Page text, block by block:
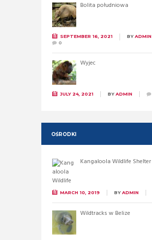
Bolita południowa
SEPTEMBER 16, 2021 BYADMIN
0
Wyjec
JULY 24, 2021 BYADMIN
OŚRODKI
Kangaloola Wildlife Shelter
MARCH 10, 2019 BYADMIN
Wildtracks w Belize